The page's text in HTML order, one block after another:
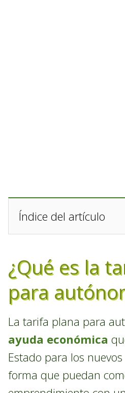
Índice del artículo
¿Qué es la
para
La tarifa plana para
ayuda económica
Estado para los
forma que puedan